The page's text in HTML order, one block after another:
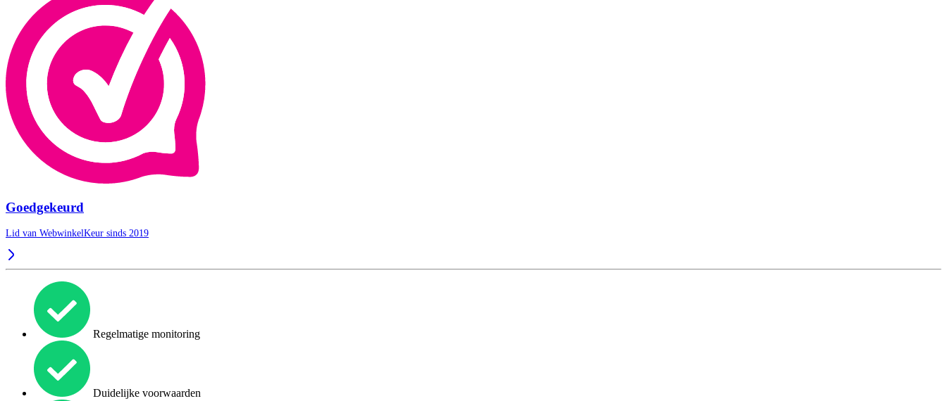
Goedgekeurd
Lid van WebwinkelKeur sinds 2019
Regelmatige monitoring
Duidelijke voorwaarden